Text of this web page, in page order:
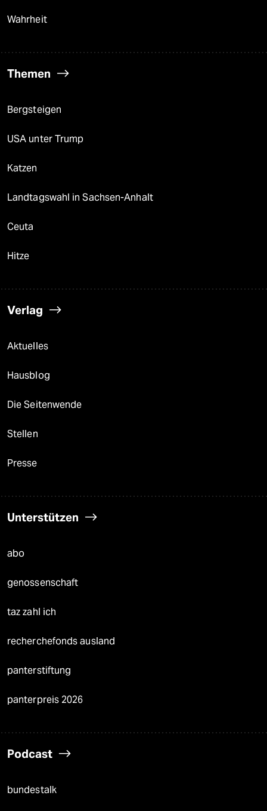
Wahrheit
Themen
Bergsteigen
USA unter Trump
Katzen
Landtagswahl in Sachsen-Anhalt
Ceuta
Hitze
Verlag
Aktuelles
Hausblog
Die Seitenwende
Stellen
Presse
Unterstützen
abo
genossenschaft
taz zahl ich
recherchefonds ausland
panterstiftung
panterpreis 2026
Podcast
bundestalk